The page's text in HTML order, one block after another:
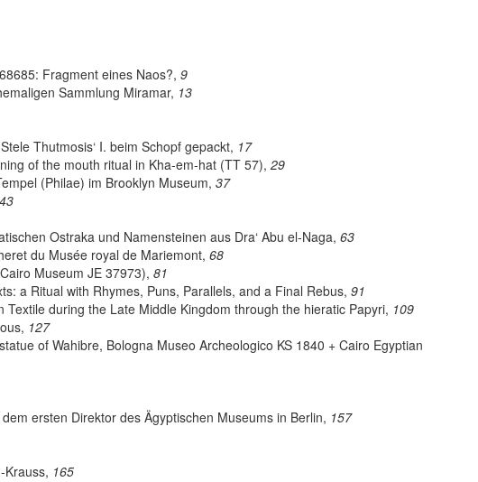
Fragment eines Naos?, 9
Sammlung Miramar, 13
Thutmosis‘ I. beim Schopf gepackt, 17
of the mouth ritual in Kha-em-hat (TT 57), 29
(Philae) im Brooklyn Museum, 37
43
Ostraka und Namensteinen aus Dra‘ Abu el-Naga, 63
du Musée royal de Mariemont, 68
Museum JE 37973), 81
a Ritual with Rhymes, Puns, Parallels, and a Final Rebus, 91
Textile during the Late Middle Kingdom through the hieratic Papyri, 109
127
of Wahibre, Bologna Museo Archeologico KS 1840 + Cairo Egyptian
ersten Direktor des Ägyptischen Museums in Berlin, 157
Krauss, 165